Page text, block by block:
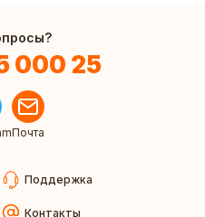
000 25
Почта
Поддержка
Контакты